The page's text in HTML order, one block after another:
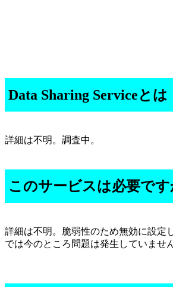
Data Sharing Serviceとは
詳細は不明。調査中。
このサービスは必要で
詳細は不明。脆弱性のため無効に設定
では今のところ問題は発生していません